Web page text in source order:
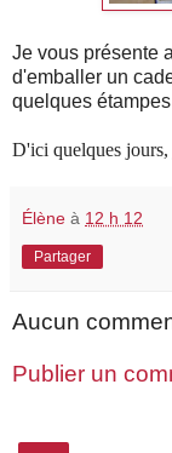
Je vous présente
d'emballer un
quelques
D'ici quelques jours,
Élène à 12 h 12
Partager
Aucun
Publier un